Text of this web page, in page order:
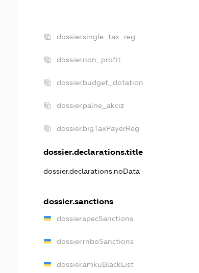
dossier.single_tax_reg
dossier.non_profit
dossier.budget_dotation
dossier.palne_akciz
dossier.bigTaxPayerReg
dossier.declarations.title
dossier.declarations.noData
dossier.sanctions
dossier.specSanctions
dossier.rnboSanctions
dossier.amkuBlackList